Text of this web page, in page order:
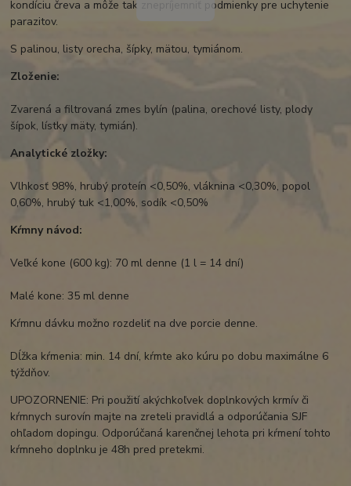
kondíciu čreva a môže tak znepríjemniť podmienky pre uchytenie
parazitov.
S palinou, listy orecha, šípky, mätou, tymiánom.
Zloženie:
Zvarená a filtrovaná zmes bylín (palina, orechové listy, plody
šípok, lístky mäty, tymián).
Analytické zložky:
Vlhkosť 98%, hrubý proteín <0,50%, vláknina <0,30%, popol
0,60%, hrubý tuk <1,00%, sodík <0,50%
Kŕmny návod:
Veľké kone (600 kg): 70 ml denne (1 l = 14 dní)
Malé kone: 35 ml denne
Kŕmnu dávku možno rozdeliť na dve porcie denne.
Dĺžka kŕmenia: min. 14 dní, kŕmte ako kúru po dobu maximálne 6
týždňov.
UPOZORNENIE: Pri použití akýchkoľvek doplnkových krmív či
kŕmnych surovín majte na zreteli pravidlá a odporúčania SJF
ohľadom dopingu. Odporúčaná karenčnej lehota pri kŕmení tohto
kŕmneho doplnku je 48h pred pretekmi.